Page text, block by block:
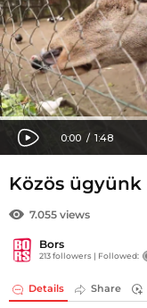
Közös ügyünk
7.055 views
Bors
213 followers | Followed:
Details Share